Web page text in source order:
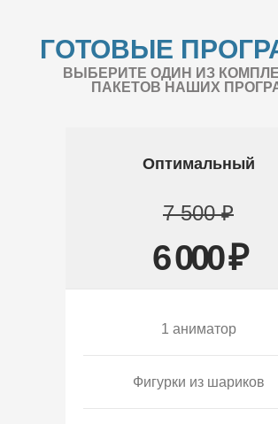
ГОТОВЫЕ
ВЫБЕРИТЕ ОДИН ИЗ
ПАКЕТОВ НАШИХ
Оптимальный
7 500 ₽
6 000 ₽
1 аниматор
Фигурки из шариков